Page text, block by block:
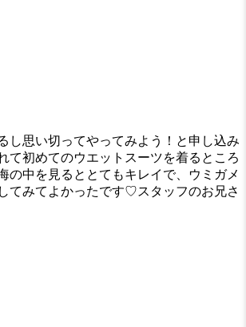
思い切ってやってみよう！と申し込み
て初めてのウエットスーツを着るところ
の中を見るととてもキレイで、ウミガメ
てみてよかったです♡スタッフのお兄さ